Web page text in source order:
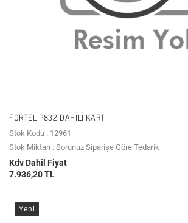
FORTEL P832 DAHILI KART
Stok Kodu : 12961
Stok Miktarı : Sorunuz Siparişe Göre Tedarik
Kdv Dahil Fiyat
7.936,20 TL
Yeni